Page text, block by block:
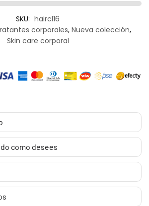
SKU: haircl16
corporales, Nueva colección,
Skin care corporal
como desees